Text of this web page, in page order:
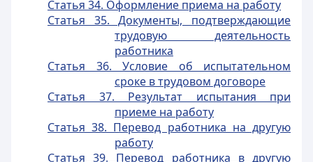
Статья 34. Оформление приема на работу
Статья 35. Документы, подтверждающие
трудовую деятельность
работника
Статья 36. Условие об испытательном
сроке в трудовом договоре
Статья 37. Результат испытания при
приеме на работу
Статья 38. Перевод работника на другую
работу
Статья 39. Перевод работника в другую